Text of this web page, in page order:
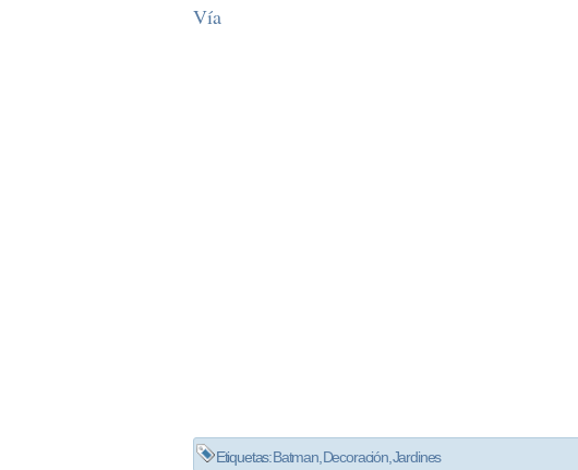
Vía
Etiquetas:Batman,Decoración,Jardines